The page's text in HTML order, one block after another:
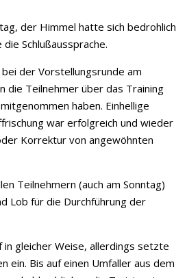
der Himmel hatte sich bedrohlich
Schlußaussprache.
der Vorstellungsrunde am
die Teilnehmer über das Training
haben. Einhellige
war erfolgreich und wieder
Korrektur von angewöhnten
Teilnehmern (auch am Sonntag)
Lob für die Durchführung der
in gleicher Weise, allerdings setzte
ein. Bis auf einen Umfaller aus dem